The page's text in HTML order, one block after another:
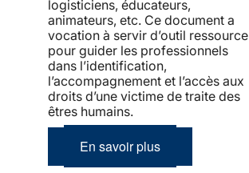
logisticiens, éducateurs,
animateurs, etc. Ce document a
vocation à servir d’outil ressource
pour guider les professionnels
dans l’identification,
l’accompagnement et l’accès aux
droits d’une victime de traite des
êtres humains.
En savoir plus